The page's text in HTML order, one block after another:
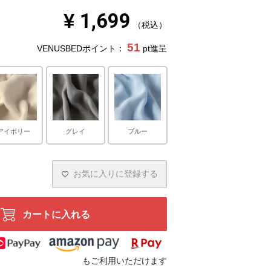
¥ 1,699 税込
VENUSBEDポイント： 51 pt進呈
イボリー グレイ ブルー
お気に入りに登録する
カートに入れる
もご利用いただけます